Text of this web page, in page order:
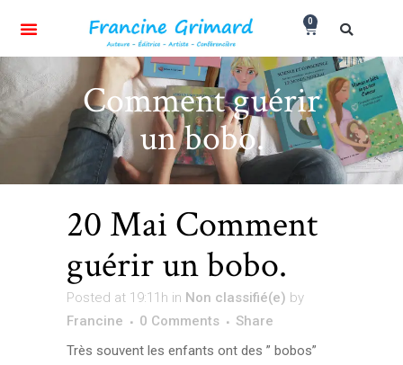
0
Comment guérir
un bobo.
20 Mai Comment
guérir un bobo.
Posted at 19:11h in Non classifié(e) by
Francine
0 Comments
Share
Très souvent les enfants ont des ” bobos”